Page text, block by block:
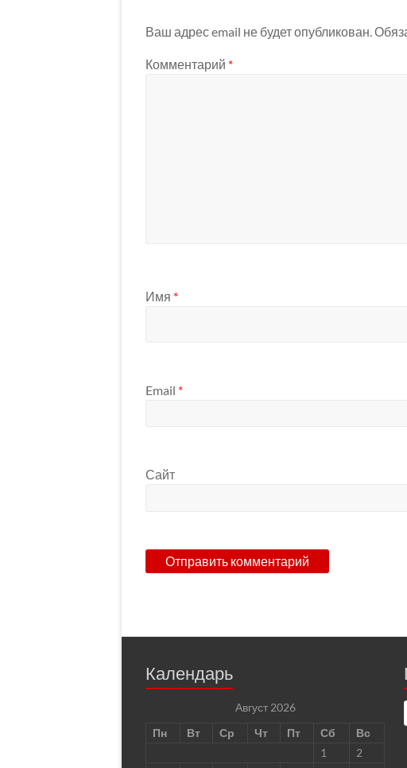
Ваш адрес email не будет опубликован.
Комментарий *
Имя *
Email *
Сайт
Календарь
Август 2026
Пн
Вт Ср Чт Пт Сб
Вс
1
2